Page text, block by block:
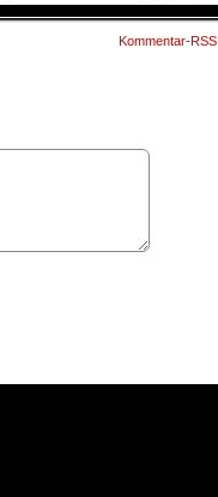
Kommentar-RSS